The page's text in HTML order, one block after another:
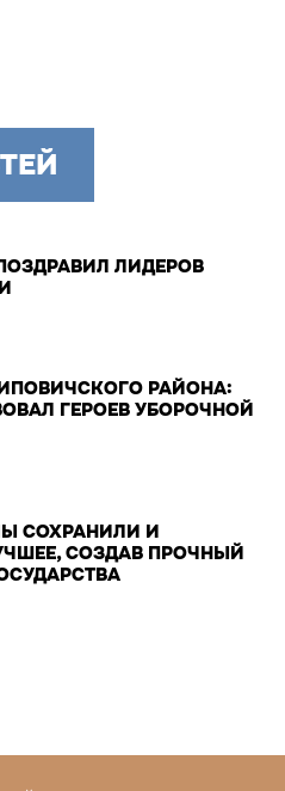
ЛИДЕРОВ
РАЙОНА:
ГЕРОЕВ УБОРОЧНОЙ
СОХРАНИЛИ И
СОЗДАВ ПРОЧНЫЙ